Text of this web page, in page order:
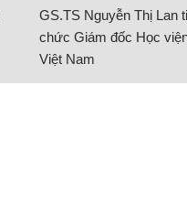
GS.TS Nguyễn Thị Lan
chức Giám đốc Học
Việt Nam